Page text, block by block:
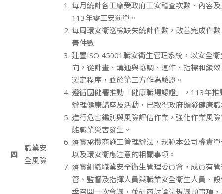
四
職業安
全風險
每月統計各工廠受政府工安稽查次數、內容
113年零工安罰單。
每周環安衛巡檢缺失統計件數，改善完成件
善件數
建置ISO 45001職安衛生管理系統，以安全
向，從計畫、溝通與協調、運作、指標和績
製定程序，並於第三方作為驗證。
遵循國健署推動「健康職場認證」，113年推
辦理健康講座及活動，已取得政府頒發健康
進行危害鑑別與風險評估作業，強化作業風
能職業災害發生。
落實承攬商施工管理辦法，規範本公司權責
以及環安衛應注意的相關事項。
落實組織職業安全衛生管理委員會，成員有
管、監督及指揮人員與職業安全衛生人員、
季召開一次會議，並研商討論法規議題事項